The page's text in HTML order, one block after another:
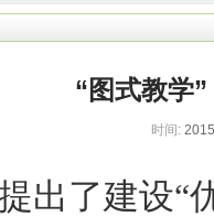
“图式教学
时间:
出了建设“